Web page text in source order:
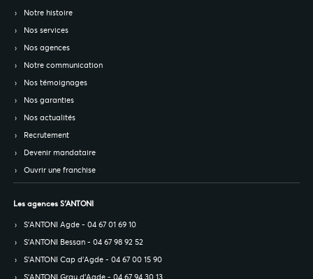
Notre histoire
Nos services
Nos agences
Notre communication
Nos témoignages
Nos garanties
Nos actualités
Recrutement
Devenir mandataire
Ouvrir une franchise
Les agences S’ANTONI
S’ANTONI Agde - 04 67 01 69 10
S’ANTONI Bessan - 04 67 98 92 52
S’ANTONI Cap d'Agde - 04 67 00 15 90
S’ANTONI Grau d'Agde - 04 67 94 30 13